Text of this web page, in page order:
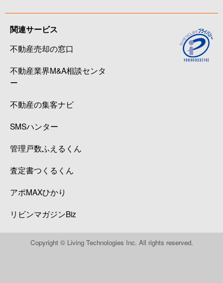
関連サービス
不動産売却の窓口
不動産業界M&A相談センタ
ー
不動産の集客ナビ
SMSハンター
管理戸数ふえるくん
査定書つくるくん
アポMAXひかり
リビンマガジンBiz
Copyright © Living Technologies Inc. All rights reserved.